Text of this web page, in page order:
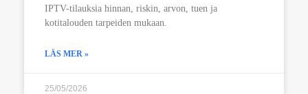
IPTV-tilauksia hinnan, riskin, arvon, tuen ja
kotitalouden tarpeiden mukaan.
LÄS MER »
25/05/2026